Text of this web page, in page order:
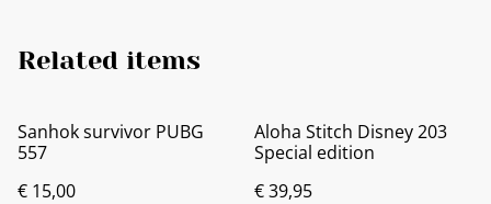
Related items
Sanhok survivor PUBG
557
€ 15,00
Aloha Stitch Disney 203
Special edition
€ 39,95